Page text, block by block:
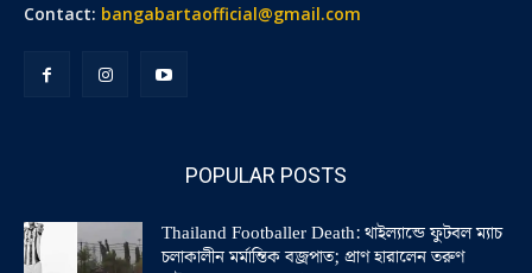
Contact: bangabartaofficial@gmail.com
POPULAR POSTS
Thailand Footballer Death: থাইল্যান্ডে ফুটবল ম্যাচ
চলাকালীন মর্মান্তিক বজ্রপাত; প্রাণ হারালেন তরুণ